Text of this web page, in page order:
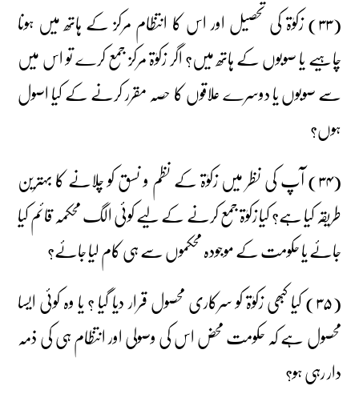
(۳۳) زکوٰۃ کی تحصیل اور اس کا انتظام مرکز کے ہاتھ میں ہونا
چاہیے یا صوبوں کے ہاتھ میں؟ اگر زکوٰۃ مرکز جمع کرے تو اس میں
سے صوبوں یا دوسرے علاقوں کا حصہ مقرر کرنے کے کیا اصول
ہوں؟
(۳۴) آپ کی نظر میں زکوٰۃ کے نظم و نسق کو چلانے کا بہترین
طریقہ کیا ہے؟ کیا زکوٰۃ جمع کرنے کے لیے کوئی الگ محکمہ قائم کیا
جائے یا حکومت کے موجودہ محکموں سے ہی کام لیا جائے؟
(۳۵) کیا کبھی زکوٰۃ کو سرکاری محصول قرار دیا گیا ؟ یا وہ کوئی ایسا
محصول ہے کہ حکومت محض اس کی وصولی اور انتظام ہی کی ذمہ
دار رہی ہو؟